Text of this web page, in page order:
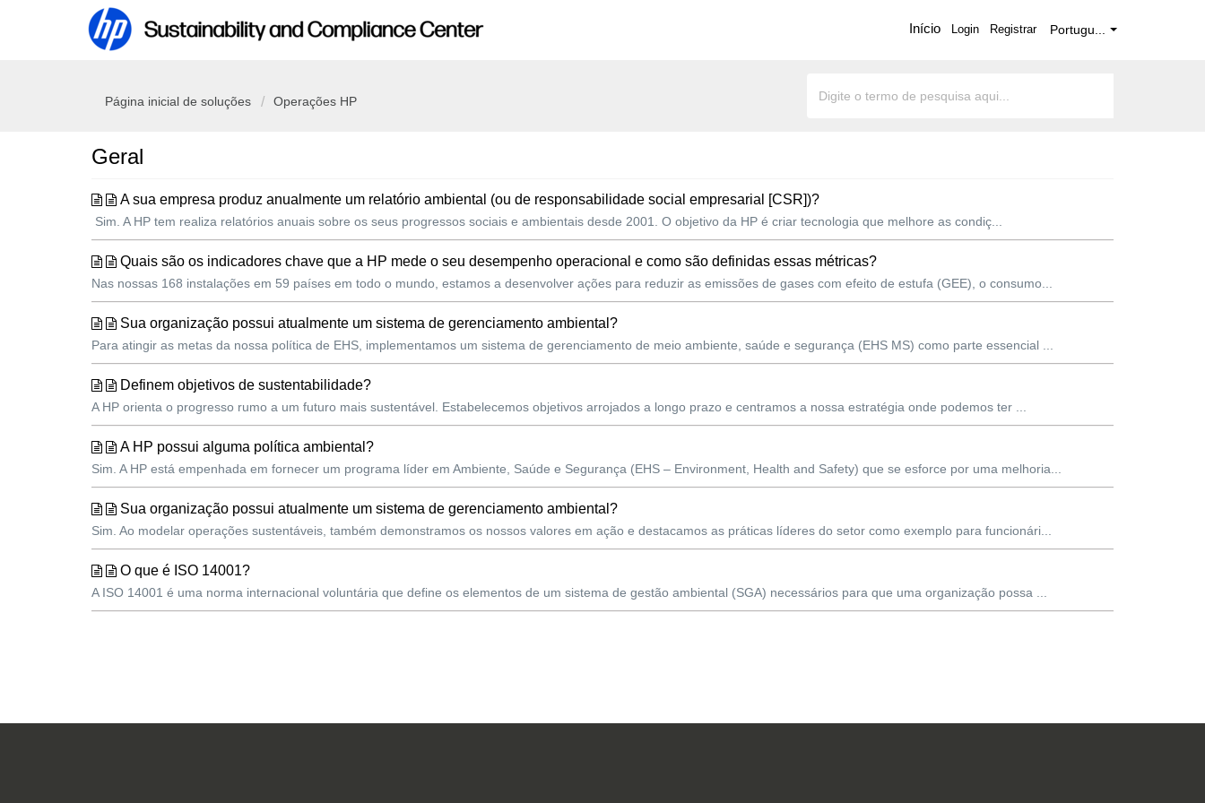
Início Portugu...
Login Registrar
Página inicial de soluções Operações HP
Geral
A sua empresa produz anualmente um relatório ambiental (ou de responsabilidade social empresarial [CSR])?
Sim. A HP tem realiza relatórios anuais sobre os seus progressos sociais e ambientais desde 2001. O objetivo da HP é criar tecnologia que melhore as condiç...
Quais são os indicadores chave que a HP mede o seu desempenho operacional e como são definidas essas métricas?
Nas nossas 168 instalações em 59 países em todo o mundo, estamos a desenvolver ações para reduzir as emissões de gases com efeito de estufa (GEE), o consumo...
Sua organização possui atualmente um sistema de gerenciamento ambiental?
Para atingir as metas da nossa política de EHS, implementamos um sistema de gerenciamento de meio ambiente, saúde e segurança (EHS MS) como parte essencial ...
Definem objetivos de sustentabilidade?
A HP orienta o progresso rumo a um futuro mais sustentável. Estabelecemos objetivos arrojados a longo prazo e centramos a nossa estratégia onde podemos ter ...
A HP possui alguma política ambiental?
Sim. A HP está empenhada em fornecer um programa líder em Ambiente, Saúde e Segurança (EHS – Environment, Health and Safety) que se esforce por uma melhoria...
Sua organização possui atualmente um sistema de gerenciamento ambiental?
Sim. Ao modelar operações sustentáveis, também demonstramos os nossos valores em ação e destacamos as práticas líderes do setor como exemplo para funcionári...
O que é ISO 14001?
A ISO 14001 é uma norma internacional voluntária que define os elementos de um sistema de gestão ambiental (SGA) necessários para que uma organização possa ...